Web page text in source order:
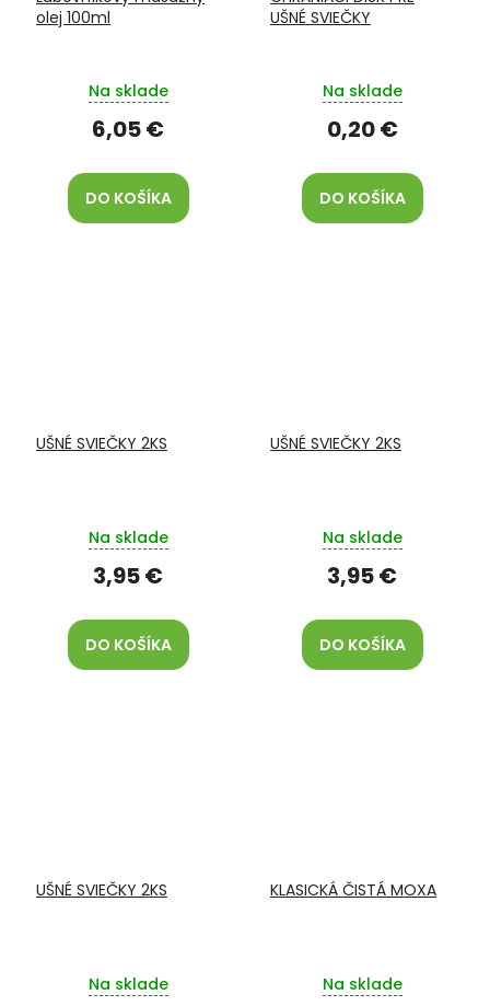
olej 100ml
Na sklade
6,05 €
DO KOŠÍKA
UŠNÉ SVIEČKY
Na sklade
0,20 €
DO KOŠÍKA
UŠNÉ SVIEČKY 2KS
Na sklade
3,95 €
DO KOŠÍKA
UŠNÉ SVIEČKY 2KS
Na sklade
3,95 €
DO KOŠÍKA
UŠNÉ SVIEČKY 2KS
Na sklade
KLASICKÁ ČISTÁ MOXA
Na sklade